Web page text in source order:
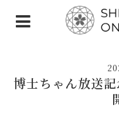
さくらインカット
博士ちゃん放送